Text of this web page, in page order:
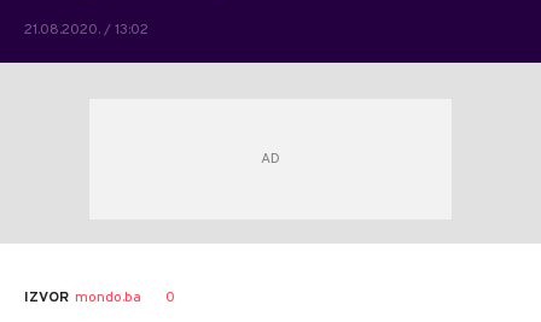
21.08.2020. / 13:02
IZVOR mondo.ba 0